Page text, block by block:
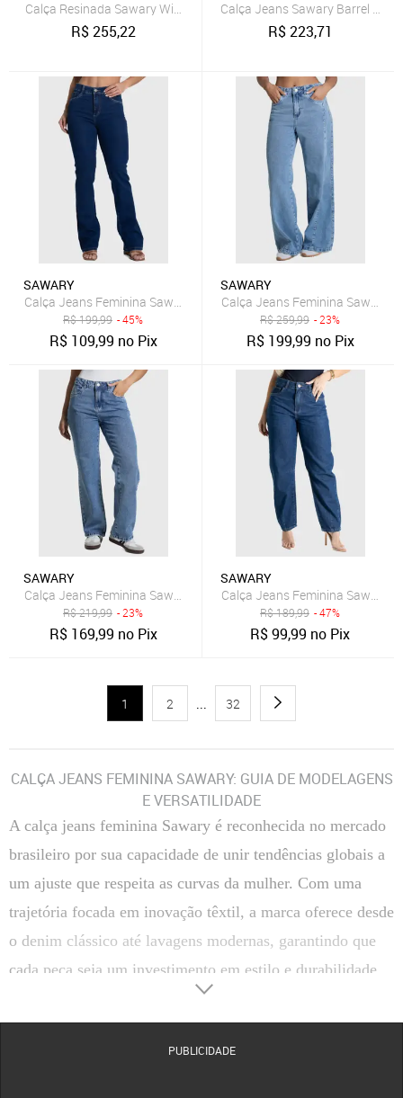
Calça Resinada Sawary Wide Leg Petit - 283518 - Preto - Sawary
R$255,22
Calça Jeans Sawary Barrel -
R$223,71
SAWARY
Calça Jeans Feminina Sawary Bootcut Azul Escuro
R$199,99 - 45%
R$ 109,99 no Pix
SAWARY
Calça Jeans Feminina Sawary
R$259,99 - 23%
R$ 199,99 no Pix
SAWARY
Calça Jeans Feminina Sawary Reta Azul Claro
R$219,99 - 23%
R$ 169,99 no Pix
SAWARY
Calça Jeans Feminina Sawary
R$189,99 - 47%
R$99,99 no Pix
1 2 ... 32
CALÇA JEANS FEMININA SAWARY: GUIA DE MODELAGENS
E VERSATILIDADE
A calça jeans feminina Sawary é reconhecida no mercado
brasileiro por sua capacidade de unir tendências globais a
um ajuste que respeita as curvas da mulher. Com uma
trajetória focada em inovação têxtil, a marca oferece desde
o denim clássico até lavagens modernas, garantindo que
cada peça seja um investimento em estilo e durabilidade.
Seja para um ambiente corporativo ou para um momento
de lazer, existe um corte Sawary ideal para elevar sua
PUBLICIDADE